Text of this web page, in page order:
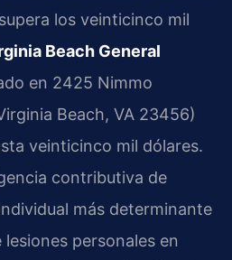
los veinticinco mil
Beach General
en 2425 Nimmo
Beach, VA 23456)
veinticinco mil dólares.
contributiva de
más determinante
personales en